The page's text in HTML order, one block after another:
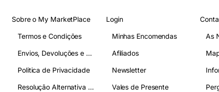
Sobre o My MarketPlace
Termos e Condições
Envios, Devoluções e Pagamentos
Politica de Privacidade
Resolução Alternativa de Litígios
Login
Minhas Encomendas
Afiliados
Newsletter
Vales de Presente
As